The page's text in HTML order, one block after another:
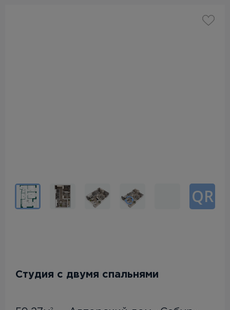
QR
Студия с двумя спальнями